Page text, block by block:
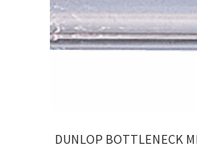
DUNLOP BOTTLENECK